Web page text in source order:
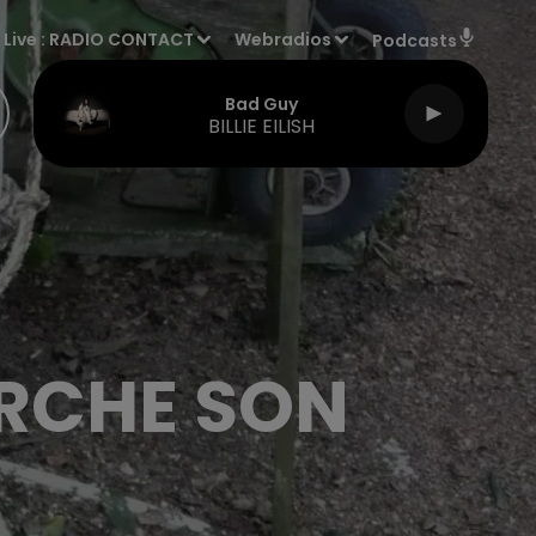
Live : RADIO CONTACT Webradios Podcasts
Bad Guy
BILLIE EILISH
SON